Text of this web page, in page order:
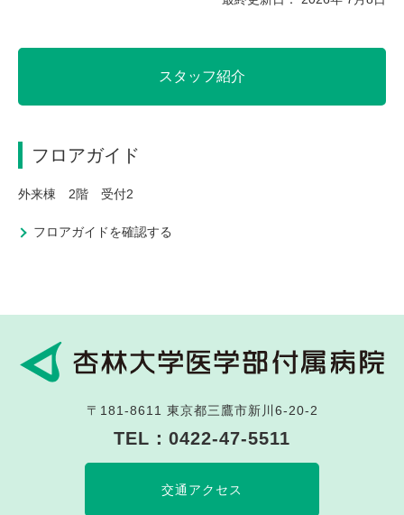
スタッフ紹介
フロアガイド
外来棟 2階 受付2
フロアガイドを確認する
〒181-8611 東京都三鷹市新川6-20-2
TEL： 0422-47-5511
交通アクセス